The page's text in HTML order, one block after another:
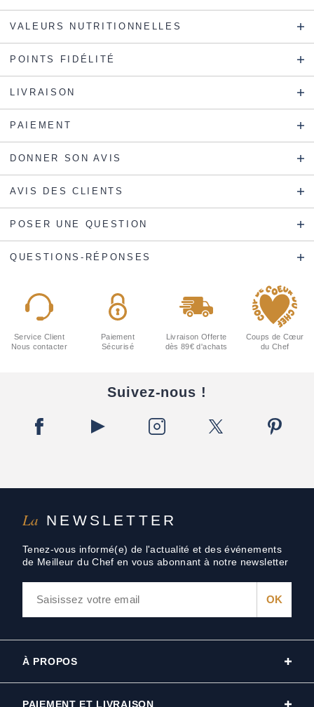
VALEURS NUTRITIONNELLES
POINTS FIDÉLITÉ
LIVRAISON
PAIEMENT
DONNER SON AVIS
AVIS DES CLIENTS
POSER UNE QUESTION
QUESTIONS-RÉPONSES
La NEWSLETTER
Tenez-vous informé(e) de l'actualité et des événements
de Meilleur du Chef en vous abonnant à notre newsletter
Service Client
Nous contacter
Paiement
Sécurisé
Livraison Offerte
dès 89€ d'achats
Coups de Cœur
du Chef
Suivez-nous !
À PROPOS
PAIEMENT ET LIVRAISON